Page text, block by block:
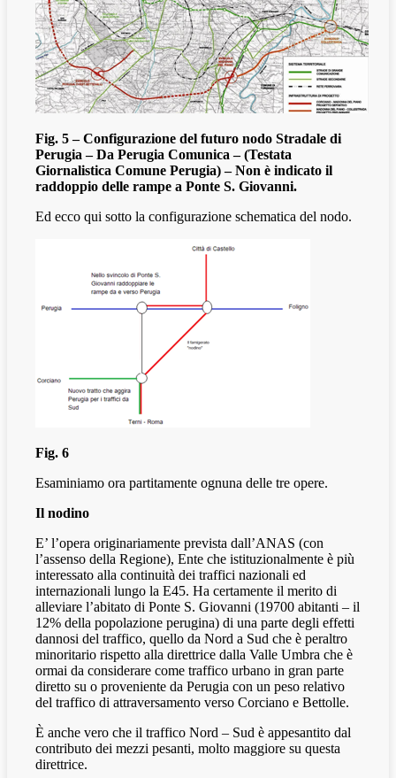
Fig. 5 – Configurazione del futuro nodo Stradale di
Perugia – Da Perugia Comunica – (Testata
Giornalistica Comune Perugia) – Non è indicato il
raddoppio delle rampe a Ponte S. Giovanni.
Ed ecco qui sotto la configurazione schematica del nodo.
Fig. 6
Esaminiamo ora partitamente ognuna delle tre opere.
Il nodino
E’ l’opera originariamente prevista dall’ANAS (con
l’assenso della Regione), Ente che istituzionalmente è più
interessato alla continuità dei traffici nazionali ed
internazionali lungo la E45. Ha certamente il merito di
alleviare l’abitato di Ponte S. Giovanni (19700 abitanti – il
12% della popolazione perugina) di una parte degli effetti
dannosi del traffico, quello da Nord a Sud che è peraltro
minoritario rispetto alla direttrice dalla Valle Umbra che è
ormai da considerare come traffico urbano in gran parte
diretto su o proveniente da Perugia con un peso relativo
del traffico di attraversamento verso Corciano e Bettolle.
È anche vero che il traffico Nord – Sud è appesantito dal
contributo dei mezzi pesanti, molto maggiore su questa
direttrice.